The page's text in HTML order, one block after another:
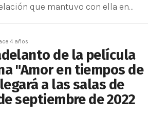
que mantuvo con ella en...
4 años
de la película
"Amor en tiempos de
a las salas de
septiembre de 2022